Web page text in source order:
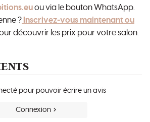
ou via le bouton WhatsApp.
? Inscrivez-vous maintenant ou
découvrir les prix pour votre salon.
pour pouvoir écrire un avis
Connexion